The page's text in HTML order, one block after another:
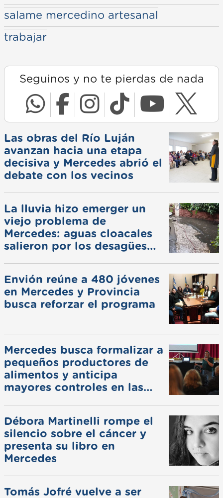
salame mercedino artesanal
trabajar
Seguinos y no te pierdas de nada
Las obras del Río Luján
avanzan hacia una etapa
decisiva y Mercedes abrió el
debate con los vecinos
La lluvia hizo emerger un
viejo problema de
Mercedes: aguas cloacales
salieron por los desagües
Envión reúne a 480 jóvenes
en Mercedes y Provincia
busca reforzar el programa
Mercedes busca formalizar a
pequeños productores de
alimentos y anticipa
mayores controles en las
Débora Martinelli rompe el
silencio sobre el cáncer y
presenta su libro en
Mercedes
Tomás Jofré vuelve a ser